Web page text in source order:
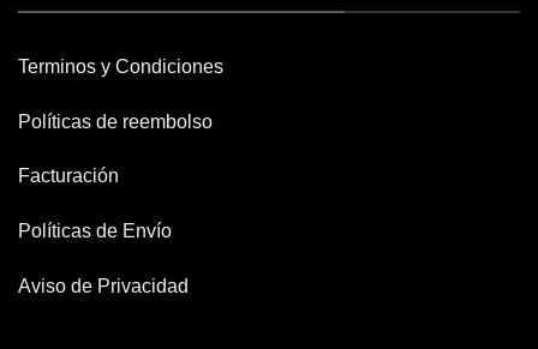
Terminos y Condiciones
Políticas de reembolso
Facturación
Políticas de Envío
Aviso de Privacidad